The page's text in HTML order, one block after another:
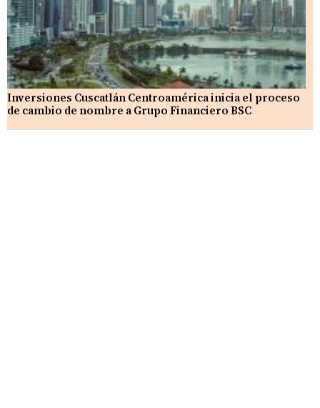
Inversiones Cuscatlán Centroamérica inicia el proceso
de cambio de nombre a Grupo Financiero BSC